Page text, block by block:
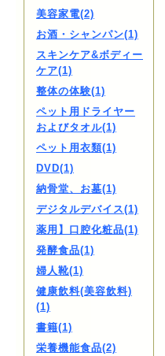
美容家電(2)
お酒・シャンパン(1)
スキンケア&ボディー
ケア(1)
整体の体験(1)
ペット用ドライヤー
およびタオル(1)
ペット用衣類(1)
DVD(1)
納骨堂、お墓(1)
デジタルデバイス(1)
薬用】口腔化粧品(1)
発酵食品(1)
婦人靴(1)
健康飲料(美容飲料)
(1)
書籍(1)
栄養機能食品(2)